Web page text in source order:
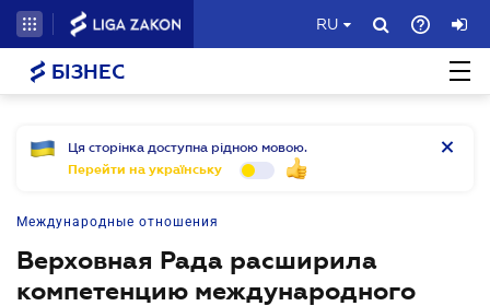
RU
БІЗНЕС
Ця сторінка доступна рідною мовою.
Перейти на українську
Международные отношения
Верховная Рада расширила
компетенцию международного